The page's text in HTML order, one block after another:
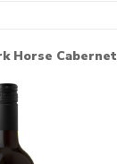
Horse Cabernet